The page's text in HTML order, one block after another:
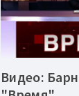
Видео: